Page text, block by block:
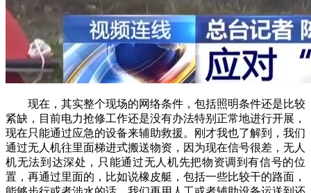
现在，其实整个现场的网络条件，包括照明条件还是比较
紧缺，目前电力抢修工作还是没有办法特别正常地进行开展，
现在只能通过应急的设备来辅助救援。刚才我也了解到，我们
通过无人机往里面梯进式搬送物资，因为现在信号很差，无人
机无法到达深处，只能通过无人机先把物资调到有信号的位
置，再通过里面的，比如说橡皮艇，包括一些比较干的路面，